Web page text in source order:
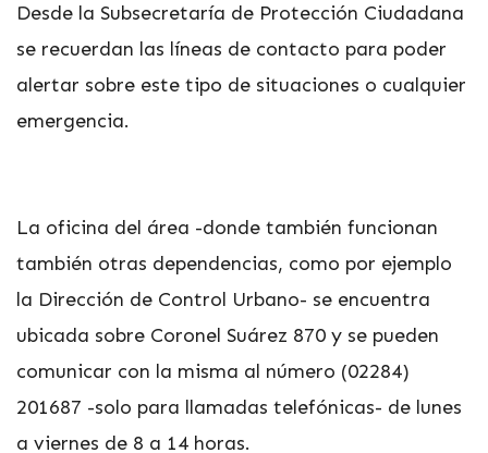
Desde la Subsecretaría de Protección Ciudadana
se recuerdan las líneas de contacto para poder
alertar sobre este tipo de situaciones o cualquier
emergencia.
La oficina del área -donde también funcionan
también otras dependencias, como por ejemplo
la Dirección de Control Urbano- se encuentra
ubicada sobre Coronel Suárez 870 y se pueden
comunicar con la misma al número (02284)
201687 -solo para llamadas telefónicas- de lunes
a viernes de 8 a 14 horas.